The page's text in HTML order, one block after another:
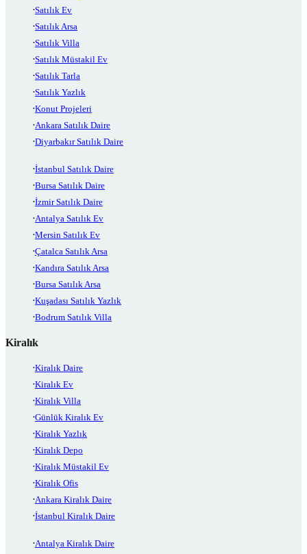
Satılık Ev
Satılık Arsa
Satılık Villa
Satılık Müstakil Ev
Satılık Tarla
Satılık Yazlık
Konut Projeleri
Ankara Satılık Daire
Diyarbakır Satılık Daire
İstanbul Satılık Daire
Bursa Satılık Daire
İzmir Satılık Daire
Antalya Satılık Ev
Mersin Satılık Ev
Çatalca Satılık Arsa
Kandıra Satılık Arsa
Bursa Satılık Arsa
Kuşadası Satılık Yazlık
Bodrum Satılık Villa
Kiralık
Kiralık Daire
Kiralık Ev
Kiralık Villa
Günlük Kiralık Ev
Kiralık Yazlık
Kiralık Depo
Kiralık Müstakil Ev
Kiralık Ofis
Ankara Kiralık Daire
İstanbul Kiralık Daire
Antalya Kiralık Daire